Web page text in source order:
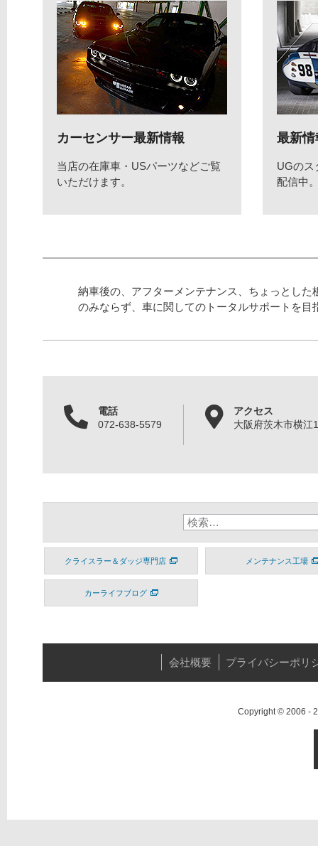
カーセンサー最新情報
当店の在庫車・USパーツなどご覧
いただけます。
最新情
UGのス
配信中
納車後の、アフターメンテナンス、ちょっとした
のみならず、車に関してのトータルサポートを目
電話
072-638-5579
アクセス
大阪府茨木市横江
クライスラー＆ダッジ専門店 メンテナンス工場
カーライフブログ
会社概要 プライバシーポリ
Copyright © 2006 -